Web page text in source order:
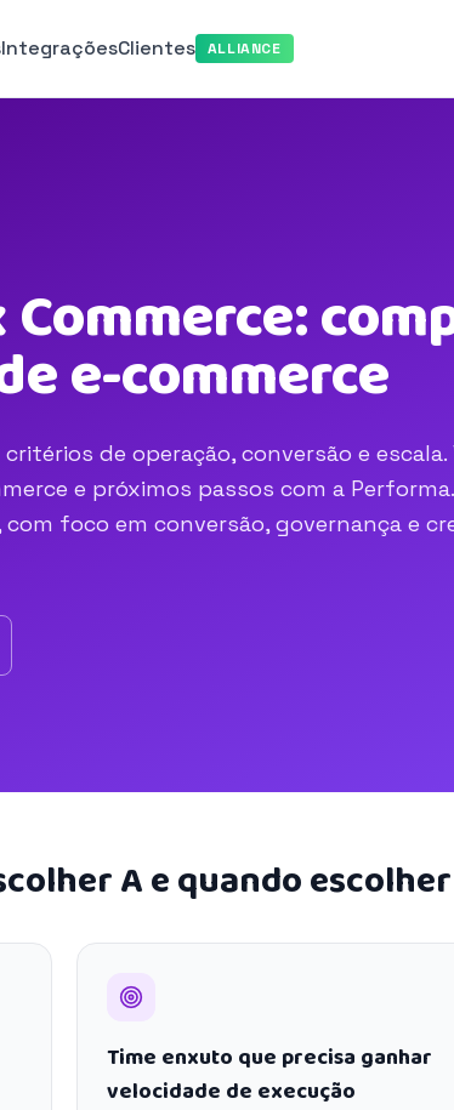
IntegraçõesClientes ALLIANCE
e-commerce
de operação, conversão e
e próximos passos com a
foco em conversão, governança e
A e quando
Time enxuto que precisa ganhar
velocidade de execução